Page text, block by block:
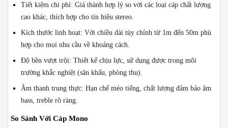
Tiết kiệm chi phí: Giá thành hợp lý so với các loại cáp chất lượng
cao khác, thích hợp cho tín hiệu stereo.
Kích thước linh hoạt: Với chiều dài tùy chỉnh từ 1m đến 50m phù
hợp cho mọi nhu cầu về khoảng cách.
Độ bền vượt trội: Thiết kế chịu lực, sử dụng được trong môi
trường khắc nghiệt (sân khấu, phòng thu).
Âm thanh trung thực: Hạn chế méo tiếng, chất lượng đảm bảo âm
bass, treble rõ ràng.
So Sánh Với Cáp Mono